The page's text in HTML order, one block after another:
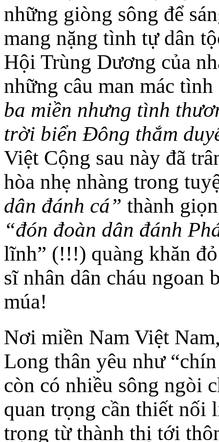
những giòng sông để
mang nặng tình tự dân
Hội Trùng Dương của
những câu man mác
ba miền nhưng tình
trời biển Đông thắm
Việt Cộng sau này đã
hòa nhẹ nhàng trong
dân đánh cá” thành
“đón đoàn dân đánh
lĩnh” (!!!) quàng khăn
sĩ nhân dân cháu ngoan
múa!
Nơi miền Nam Việt
Long thân yêu như
còn có nhiều sông ngòi
quan trọng cần thiết nối
trọng từ thành thị tới